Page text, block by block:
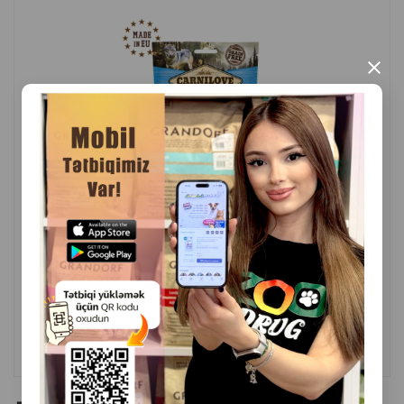
×
укрепляется ее здоровье и иммунитет, а вес питомца
остается под должным контролем.
С утиным лакомством Ванпи ваши тренировки будут
проходить активнее, а результаты достигнут
олимпийских высот.
Страна производитель: Китай.
( Отзывы)
Масса Цена
Купить
8.80
КУПИТЬ